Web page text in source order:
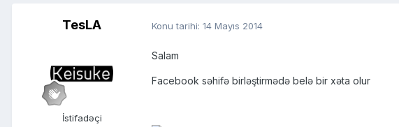
TesLA
İstifadəçi
Konu tarihi: 14 Mayıs 2014
Salam
Facebook səhifə birləştirmədə belə bir xəta olur